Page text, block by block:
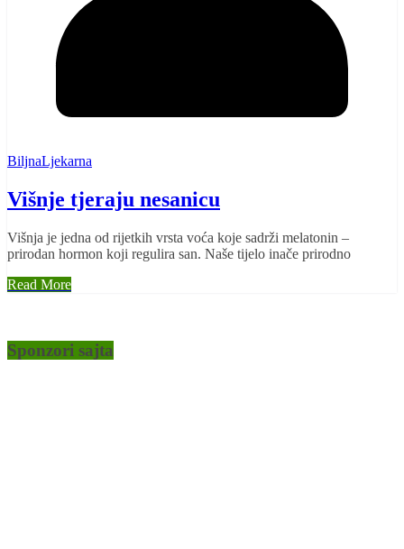
BiljnaLjekarna
Višnje tjeraju nesanicu
Višnja je jedna od rijetkih vrsta voća koje sadrži melatonin –
prirodan hormon koji regulira san. Naše tijelo inače prirodno
Read More
Sponzori sajta